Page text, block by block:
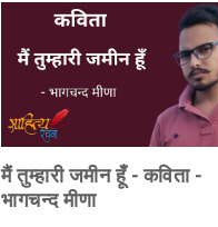
मैं तुम्हारी जमीन हूँ - कविता -
भागचन्द मीणा